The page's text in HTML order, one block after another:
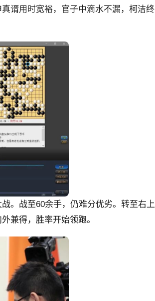
谞用时宽裕，官子中滴水不漏，柯洁
。战至60余手，仍难分优劣。转至右上
兼得，胜率开始领跑。